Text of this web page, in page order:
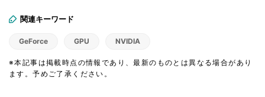
関連キーワード
GeForce GPU NVIDIA
※本記事は掲載時点の情報であり、最新のものとは異なる場合があり
ます。予めご了承ください。